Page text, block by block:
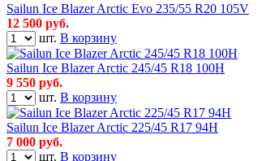
Sailun Ice Blazer Arctic Evo 235/55 R20 105V
12 500 руб.
шт. В корзину
Sailun Ice Blazer Arctic 245/45 R18 100H
9 550 руб.
шт. В корзину
Sailun Ice Blazer Arctic 225/45 R17 94H
7 000 руб.
шт. В корзину